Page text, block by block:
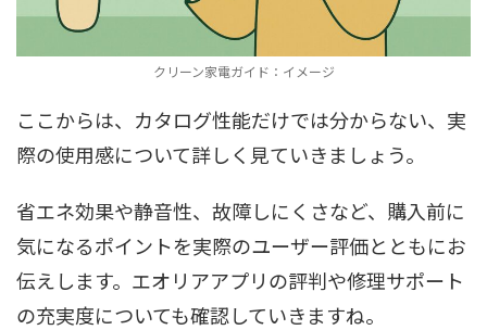
クリーン家電ガイド：イメージ
ここからは、カタログ性能だけでは分からない、実
際の使用感について詳しく見ていきましょう。
省エネ効果や静音性、故障しにくさなど、購入前に
気になるポイントを実際のユーザー評価とともにお
伝えします。エオリアアプリの評判や修理サポート
の充実度についても確認していきますね。